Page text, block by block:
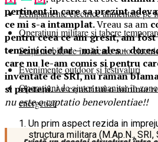
pertinent in care sa prezint
ce mi s-a intamplat.Vreau sa am
pentru ceea ce am gresit, am
temeinicie, dar – mai ales –
care nu le-am comis si pentru
inventate de SRI, nu raman
si prieteni.Ar constitui o minima
nu este o captatio benevolentiae!!
Un prim aspect rezida in
structura militara (M.Ap.N., SRI,
Echipamente electrice alimentate pe
Operațiuni militare și tabere
Stații mobile de încărcare auto
Evenimente outdoor și festivaluri
Operațiuni de ajutor umanitar în
energetică